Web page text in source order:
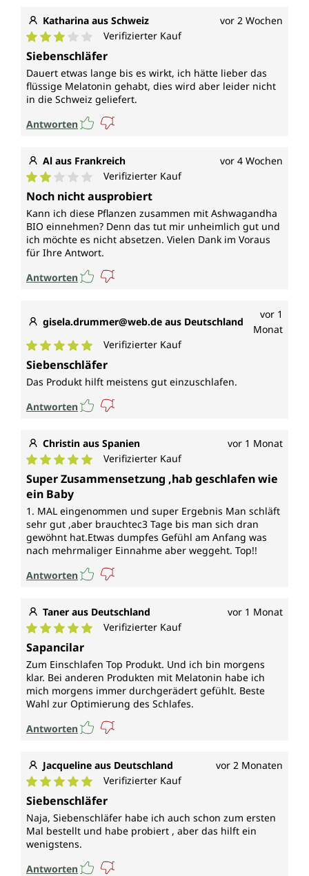
Katharina aus Schweiz vor 2 Wochen
Durchschnittliche Bewertung von 3 von 5 Sternen
Verifizierter Kauf
Siebenschläfer
Dauert etwas lange bis es wirkt, ich hätte lieber das
flüssige Melatonin gehabt, dies wird aber leider nicht
in die Schweiz geliefert.
Antworten
Al aus Frankreich vor 4 Wochen
Durchschnittliche Bewertung von 2 von 5 Sternen
Verifizierter Kauf
Noch nicht ausprobiert
Kann ich diese Pflanzen zusammen mit Ashwagandha
BIO einnehmen? Denn das tut mir unheimlich gut und
ich möchte es nicht absetzen. Vielen Dank im Voraus
für Ihre Antwort.
Antworten
gisela.drummer@web.de aus Deutschland
vor 1
Monat
Durchschnittliche Bewertung von 5 von 5 Sternen
Verifizierter Kauf
Siebenschläfer
Das Produkt hilft meistens gut einzuschlafen.
Antworten
Christin aus Spanien vor 1 Monat
Durchschnittliche Bewertung von 5 von 5 Sternen
Verifizierter Kauf
Super Zusammensetzung ,hab geschlafen wie
ein Baby
1. MAL eingenommen und super Ergebnis Man schläft
sehr gut ,aber brauchtec3 Tage bis man sich dran
gewöhnt hat.Etwas dumpfes Gefühl am Anfang was
nach mehrmaliger Einnahme aber weggeht. Top!!
Antworten
Taner aus Deutschland vor 1 Monat
Durchschnittliche Bewertung von 5 von 5 Sternen
Verifizierter Kauf
Sapancilar
Zum Einschlafen Top Produkt. Und ich bin morgens
klar. Bei anderen Produkten mit Melatonin habe ich
mich morgens immer durchgerädert gefühlt. Beste
Wahl zur Optimierung des Schlafes.
Antworten
Jacqueline aus Deutschland vor 2 Monaten
Durchschnittliche Bewertung von 5 von 5 Sternen
Verifizierter Kauf
Siebenschläfer
Naja, Siebenschläfer habe ich auch schon zum ersten
Mal bestellt und habe probiert , aber das hilft ein
wenigstens.
Antworten